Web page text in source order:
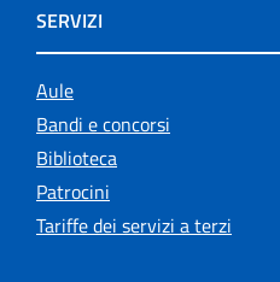
SERVIZI
Aule
Bandi e concorsi
Biblioteca
Patrocini
Tariffe dei servizi a terzi